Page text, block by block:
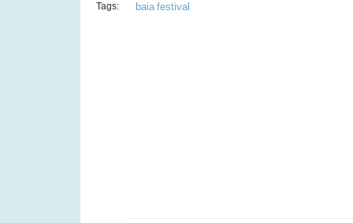
Tags: baia festival